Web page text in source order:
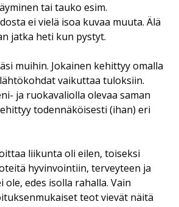
tai tauko esim.
ei vielä isoa kuvaa muuta. Älä
jatka heti kun pystyt.
muihin. Jokainen kehittyy omalla
vaikuttaa tuloksiin.
ja ruokavaliolla olevaa saman
todennäköisesti (ihan) eri
liikunta oli eilen, toiseksi
hyvinvointiin, terveyteen ja
edes isolla rahalla. Vain
teot vievät näitä